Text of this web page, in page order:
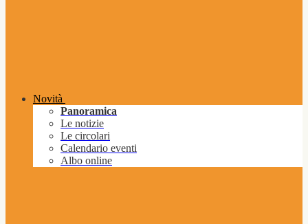
Novità
Panoramica
Le notizie
Le circolari
Calendario eventi
Albo online